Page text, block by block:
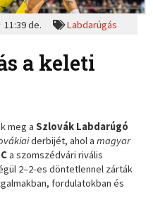
11:39 de. Labdarúgás
a keleti
meg aSzlovák Labdarúgó
derbijét, ahol amagyar
a szomszédvári rivális
2–2-es döntetlennel zárták
fordulatokban és